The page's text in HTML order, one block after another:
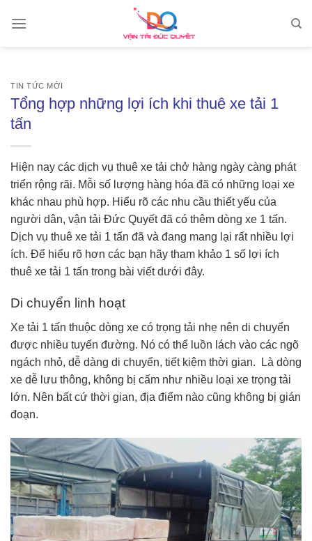
TIN TỨC MỚI
Tổng hợp những lợi ích khi thuê xe tải 1
tấn
Hiện nay các dịch vụ thuê xe tải chở hàng ngày càng phát
triển rộng rãi. Mỗi số lượng hàng hóa đã có những loại xe
khác nhau phù hợp. Hiểu rõ các nhu cầu thiết yếu của
người dân, vận tải Đức Quyết đã có thêm dòng xe 1 tấn.
Dịch vụ thuê xe tải 1 tấn đã và đang mang lại rất nhiều lợi
ích. Để hiểu rõ hơn các bạn hãy tham khảo 1 số lợi ích
thuê xe tải 1 tấn trong bài viết dưới đây.
Di chuyển linh hoạt
Xe tải 1 tấn thuộc dòng xe có trọng tải nhẹ nên di chuyển
được nhiều tuyến đường. Nó có thể luồn lách vào các ngõ
ngách nhỏ, dễ dàng di chuyển, tiết kiệm thời gian.
Là dòng
xe dễ lưu thông, không bị cấm như nhiều loại xe trọng tải
lớn. Nên bất cứ thời gian, địa điểm nào cũng không bị gián
đoạn.